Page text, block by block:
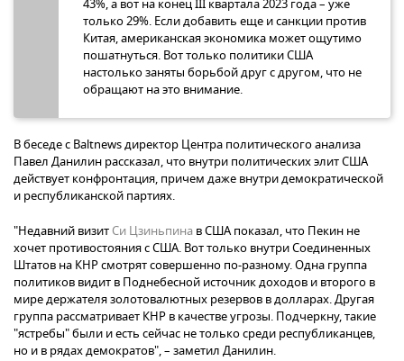
43%, а вот на конец III квартала 2023 года – уже
только 29%. Если добавить еще и санкции против
Китая, американская экономика может ощутимо
пошатнуться. Вот только политики США
настолько заняты борьбой друг с другом, что не
обращают на это внимание.
В беседе с Baltnews директор Центра политического анализа
Павел Данилин рассказал, что внутри политических элит США
действует конфронтация, причем даже внутри демократической
и республиканской партиях.
"Недавний визит Си Цзиньпина в США показал, что Пекин не
хочет противостояния с США. Вот только внутри Соединенных
Штатов на КНР смотрят совершенно по-разному. Одна группа
политиков видит в Поднебесной источник доходов и второго в
мире держателя золотовалютных резервов в долларах. Другая
группа рассматривает КНР в качестве угрозы. Подчеркну, такие
"ястребы" были и есть сейчас не только среди республиканцев,
но и в рядах демократов", – заметил Данилин.